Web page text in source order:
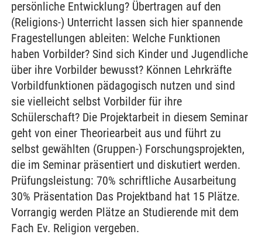
persönliche Entwicklung? Übertragen auf den
(Religions-) Unterricht lassen sich hier spannende
Fragestellungen ableiten: Welche Funktionen
haben Vorbilder? Sind sich Kinder und Jugendliche
über ihre Vorbilder bewusst? Können Lehrkräfte
Vorbildfunktionen pädagogisch nutzen und sind
sie vielleicht selbst Vorbilder für ihre
Schülerschaft? Die Projektarbeit in diesem Seminar
geht von einer Theoriearbeit aus und führt zu
selbst gewählten (Gruppen-) Forschungsprojekten,
die im Seminar präsentiert und diskutiert werden.
Prüfungsleistung: 70% schriftliche Ausarbeitung
30% Präsentation Das Projektband hat 15 Plätze.
Vorrangig werden Plätze an Studierende mit dem
Fach Ev. Religion vergeben.